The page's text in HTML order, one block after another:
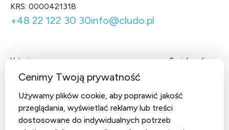
KRS: 0000421318
+48 22 122 30 30info@cludo.pl
Usługi
Contact Center
CludoCRM
Telekomunikacja
Social media
Cenimy Twoją prywatność
Używamy plików cookie, aby poprawić jakość
przeglądania, wyświetlać reklamy lub treści
dostosowane do indywidualnych potrzeb